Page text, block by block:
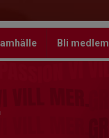
Bli medlem